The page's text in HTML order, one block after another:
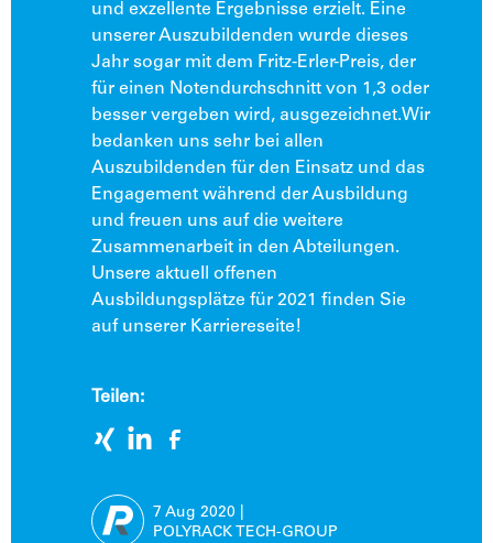
und exzellente Ergebnisse erzielt. Eine
unserer Auszubildenden wurde dieses
Jahr sogar mit dem Fritz-Erler-Preis, der
für einen Notendurchschnitt von 1,3 oder
besser vergeben wird, ausgezeichnet.Wir
bedanken uns sehr bei allen
Auszubildenden für den Einsatz und das
Engagement während der Ausbildung
und freuen uns auf die weitere
Zusammenarbeit in den Abteilungen.
Unsere aktuell offenen
Ausbildungsplätze für 2021 finden Sie
auf unserer Karriereseite!
Teilen:
7 Aug 2020
POLYRACK TECH-GROUP